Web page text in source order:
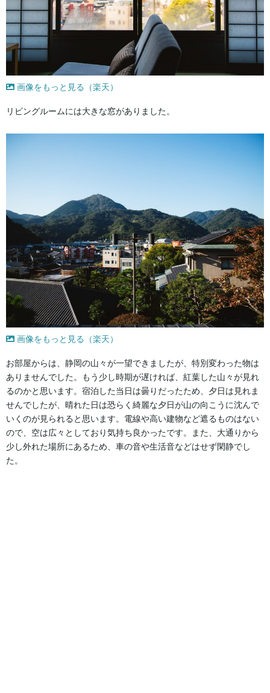
画像をもっと見る（楽天）
リビングルームには大きな窓がありました。
画像をもっと見る（楽天）
お部屋からは、静岡の山々が一望できましたが、特別変わった物は
ありませんでした。もう少し時期が遅ければ、紅葉した山々が見れ
るのかと思います。宿泊した当日は曇りだったため、夕日は見れま
せんでしたが、晴れた日は恐らく綺麗な夕日が山の向こうに沈んで
いくのが見られると思います。電線や高い建物など遮るものはない
ので、空は広々としており気持ち良かったです。また、大通りから
少し外れた場所にあるため、車の音や生活音などはせず閑静でし
た。